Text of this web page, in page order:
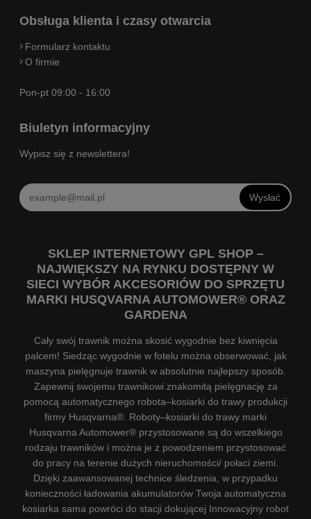
Obsługa klienta i czasy otwarcia
Formularz kontaktu
O firmie
Pon-pt 09:00 - 16:00
Biuletyn informacyjny
Wypisz się z newslettera!
Wysłać
SKLEP INTERNETOWY GPL SHOP –
NAJWIĘKSZY NA RYNKU DOSTĘPNY W
SIECI WYBÓR AKCESORIÓW DO SPRZĘTU
MARKI HUSQVARNA AUTOMOWER® ORAZ
GARDENA
Cały swój trawnik można skosić wygodnie bez kiwnięcia
palcem! Siedząc wygodnie w fotelu można obserwować, jak
maszyna pielęgnuje trawnik w absolutnie najlepszy sposób.
Zapewnij swojemu trawnikowi znakomitą pielęgnację za
pomocą automatycznego robota–kosiarki do trawy produkcji
firmy Husqvarna®. Roboty–kosiarki do trawy marki
Husqvarna Automower® przystosowane są do wszelkiego
rodzaju trawników i można je z powodzeniem przystosować
do pracy na terenie dużych nieruchomości/ połaci ziemi.
Dzięki zaawansowanej technice śledzenia, w przypadku
konieczności ładowania akumulatorów Twoja automatyczna
kosiarka sama powróci do stacji dokującej Innowacyjny robot